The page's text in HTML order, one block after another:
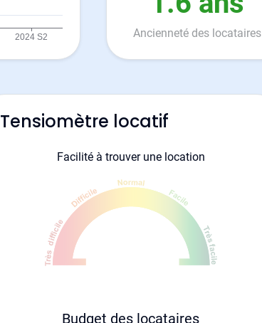
Ancienneté des locataires
Tensiomètre locatif
Facilité à trouver une location
Budget des locataires